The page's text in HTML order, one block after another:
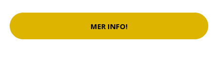
MER INFO!